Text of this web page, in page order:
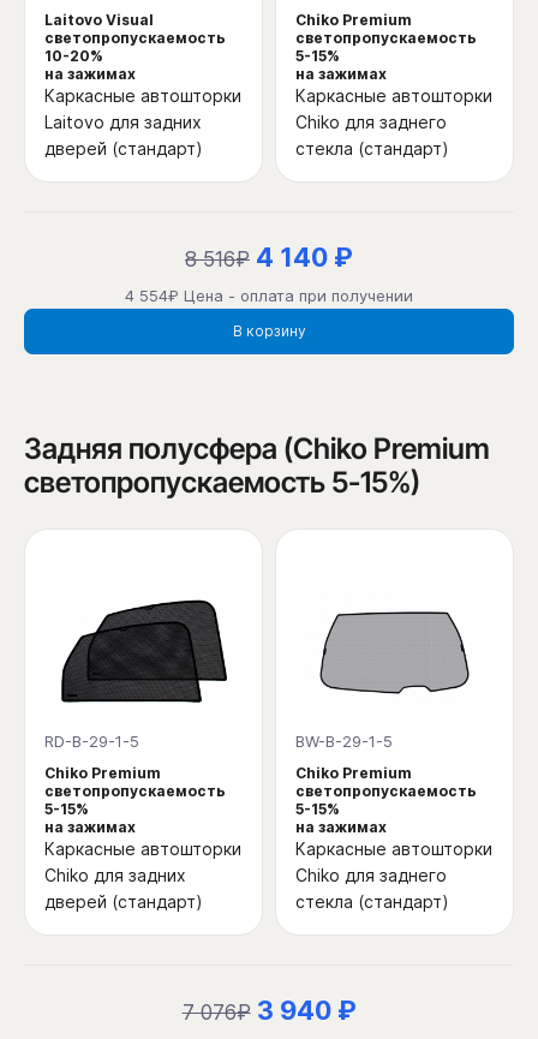
Laitovo Visual
светопропускаемость
10-20%
на зажимах
Каркасные автошторки
Laitovo для задних
дверей (стандарт)
Chiko Premium
светопропускаемость
5-15%
на зажимах
Каркасные автошторки
Chiko для заднего
стекла (стандарт)
8 516₽ 4 140 ₽
4 554₽ Цена - оплата при получении
В корзину
Задняя полусфера (Chiko Premium
светопропускаемость 5-15%)
RD-B-29-1-5
Chiko Premium
светопропускаемость
5-15%
на зажимах
Каркасные автошторки
Chiko для задних
дверей (стандарт)
BW-B-29-1-5
Chiko Premium
светопропускаемость
5-15%
на зажимах
Каркасные автошторки
Chiko для заднего
стекла (стандарт)
7 076₽ 3 940 ₽